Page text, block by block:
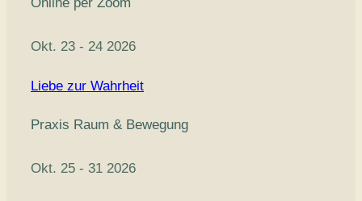
Okt. 23 - 24 2026
Liebe zur Wahrheit
Praxis Raum & Bewegung
Okt. 25 - 31 2026